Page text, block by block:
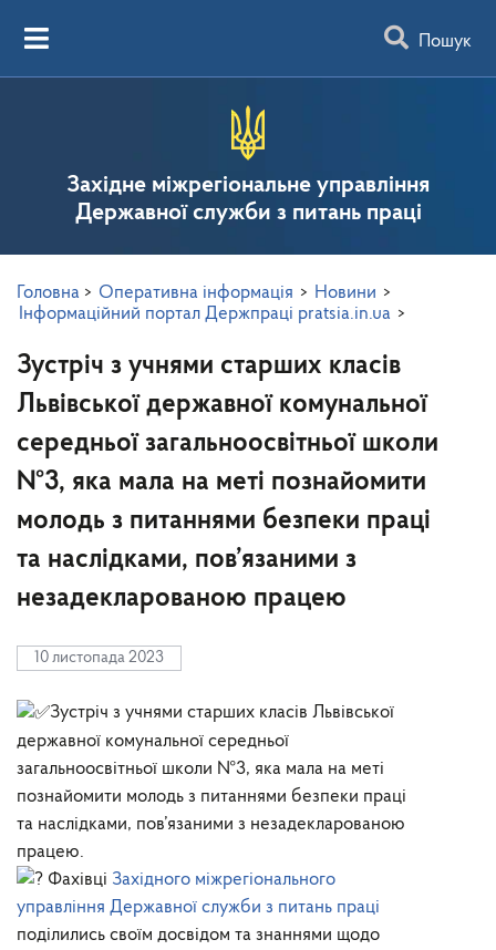
Пошук
Західне міжрегіональне управління
Державної служби з питань праці
Головна > Оперативна інформація > Новини >
Інформаційний портал Держпраці pratsia.in.ua >
Зустріч з учнями старших класів
Львівської державної комунальної
середньої загальноосвітньої школи
№3, яка мала на меті познайомити
молодь з питаннями безпеки праці
та наслідками, пов’язаними з
незадекларованою працею
10 листопада 2023
Зустріч з учнями старших класів Львівської
державної комунальної середньої
загальноосвітньої школи №3, яка мала на меті
познайомити молодь з питаннями безпеки праці
та наслідками, пов’язаними з незадекларованою
працею.
Фахівці Західного міжрегіонального
управління Державної служби з питань праці
поділились своїм досвідом та знаннями щодо